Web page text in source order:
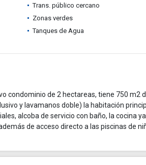
Trans. público cercano
Zonas verdes
Tanques de Agua
condominio de 2 hectareas, tiene 750 m2
y lavamanos doble) la habitación
alcoba de servicio con baño, la cocina
de acceso directo a las piscinas de